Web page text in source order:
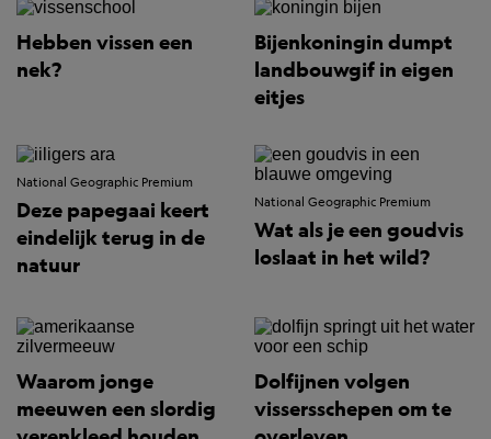
Hebben vissen een
nek?
Bijenkoningin dumpt
landbouwgif in eigen
eitjes
National Geographic Premium
Deze papegaai keert
eindelijk terug in de
natuur
National Geographic Premium
Wat als je een goudvis
loslaat in het wild?
Waarom jonge
meeuwen een slordig
Dolfijnen volgen
vissersschepen om te